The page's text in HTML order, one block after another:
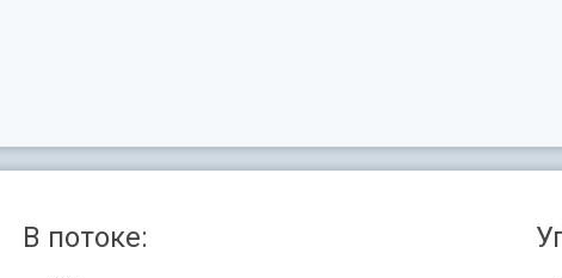
В потоке: